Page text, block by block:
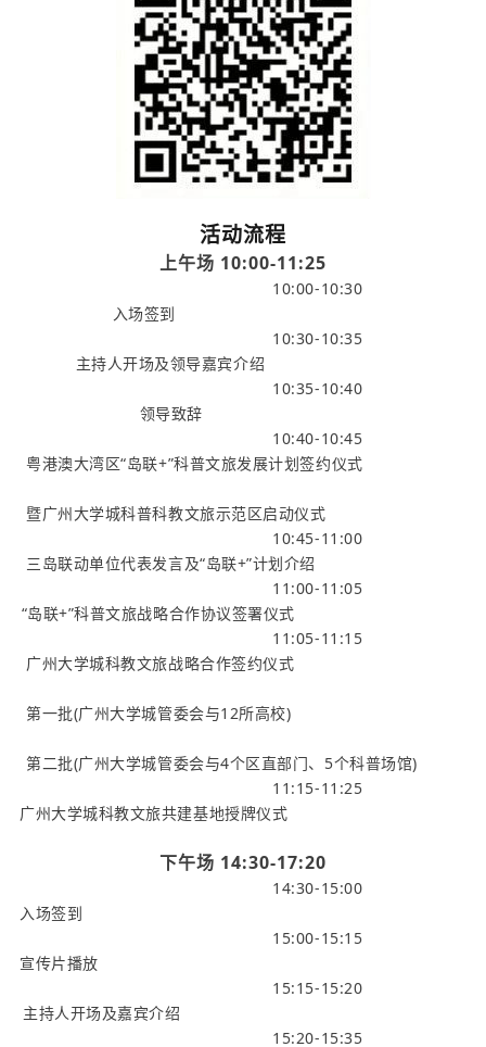
活动流程
上午场 10:00-11:25
10:00-10:30
入场签到
10:30-10:35
主持人开场及领导嘉宾介绍
10:35-10:40
领导致辞
10:40-10:45
粤港澳大湾区“岛联+”科普文旅发展计划签约仪式
暨广州大学城科普科教文旅示范区启动仪式
10:45-11:00
三岛联动单位代表发言及“岛联+”计划介绍
11:00-11:05
“岛联+”科普文旅战略合作协议签署仪式
11:05-11:15
广州大学城科教文旅战略合作签约仪式
第一批(广州大学城管委会与12所高校)
第二批(广州大学城管委会与4个区直部门、 5个科普场馆)
11:15-11:25
广州大学城科教文旅共建基地授牌仪式
下午场 14:30-17:20
14:30-15:00
入场签到
15:00-15:15
宣传片播放
15:15-15:20
主持人开场及嘉宾介绍
15:20-15:35